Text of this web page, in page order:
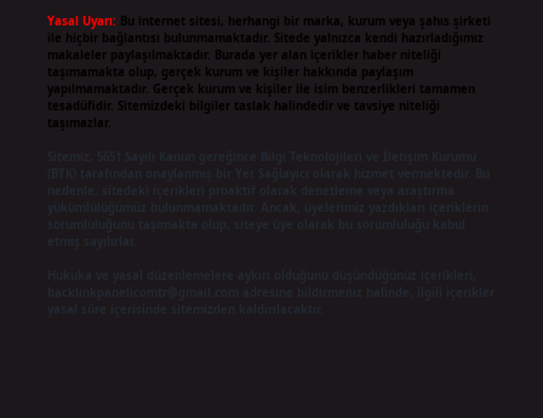
Yasal Uyarı: Bu internet sitesi, herhangi bir marka, kurum veya şahıs şirketi
ile hiçbir bağlantısı bulunmamaktadır. Sitede yalnızca kendi hazırladığımız
makaleler paylaşılmaktadır. Burada yer alan içerikler haber niteliği
taşımamakta olup, gerçek kurum ve kişiler hakkında paylaşım
yapılmamaktadır. Gerçek kurum ve kişiler ile isim benzerlikleri tamamen
tesadüfidir. Sitemizdeki bilgiler taslak halindedir ve tavsiye niteliği
taşımazlar.
Sitemiz, 5651 Sayılı Kanun gereğince Bilgi Teknolojileri ve İletişim Kurumu
(BTK) tarafından onaylanmış bir Yer Sağlayıcı olarak hizmet vermektedir. Bu
nedenle, sitedeki içerikleri proaktif olarak denetleme veya araştırma
yükümlülüğümüz bulunmamaktadır. Ancak, üyelerimiz yazdıkları içeriklerin
Hukuka ve yasal düzenlemelere aykırı olduğunu düşündüğünüz içerikleri,